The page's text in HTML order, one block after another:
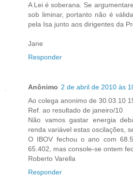
A Lei é soberana. Se
sob liminar, portanto não é
pela Isa junto aos dirigentes da
Jane
Responder
Anônimo 2 de abril de 2010 às
Ao colega anonimo de 30.03.10
Ref. ao resultado de janeiro/10
Não vamos gastar energia
renda variável estas oscilações,
O IBOV fechou o ano com
65.402, mas console-se ontem
Roberto Varella
Responder